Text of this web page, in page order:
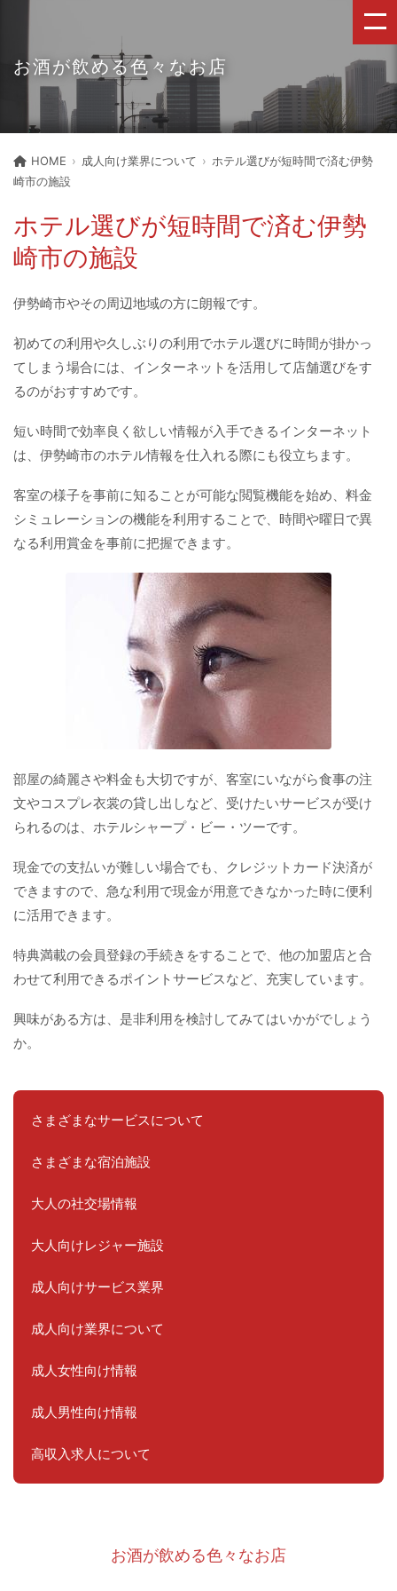
お酒が飲める色々なお店
HOME 成人向け業界について
ホテル選びが短時間で済む伊勢
崎市の施設
ホテル選びが短時間で済む伊勢
崎市の施設
伊勢崎市やその周辺地域の方に朗報です。
初めての利用や久しぶりの利用でホテル選びに時間が掛かっ
てしまう場合には、インターネットを活用して店舗選びをす
るのがおすすめです。
短い時間で効率良く欲しい情報が入手できるインターネット
は、伊勢崎市のホテル情報を仕入れる際にも役立ちます。
客室の様子を事前に知ることが可能な閲覧機能を始め、料金
シミュレーションの機能を利用することで、時間や曜日で異
なる利用賞金を事前に把握できます。
部屋の綺麗さや料金も大切ですが、客室にいながら食事の注
文やコスプレ衣裳の貸し出しなど、受けたいサービスが受け
られるのは、ホテルシャープ・ビー・ツーです。
現金での支払いが難しい場合でも、クレジットカード決済が
できますので、急な利用で現金が用意できなかった時に便利
に活用できます。
特典満載の会員登録の手続きをすることで、他の加盟店と合
わせて利用できるポイントサービスなど、充実しています。
興味がある方は、是非利用を検討してみてはいかがでしょう
か。
さまざまなサービスについて
さまざまな宿泊施設
大人の社交場情報
大人向けレジャー施設
成人向けサービス業界
成人向け業界について
成人女性向け情報
成人男性向け情報
高収入求人について
お酒が飲める色々なお店